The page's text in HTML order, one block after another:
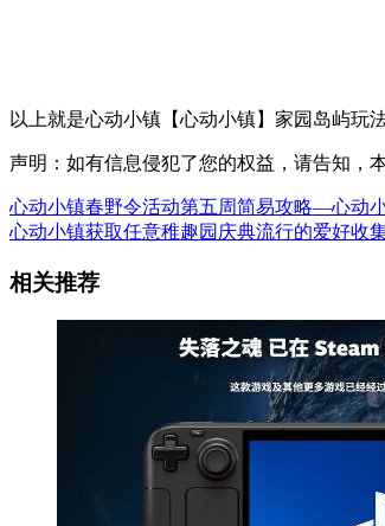
以上就是心动小镇【心动小镇】家园岛屿玩
声明：如有信息侵犯了您的权益，请告知，
心动小镇春野令活动第五周简易攻略—心动
心动小镇获取任意稚趣园庆典流行的爱好收
相关推荐